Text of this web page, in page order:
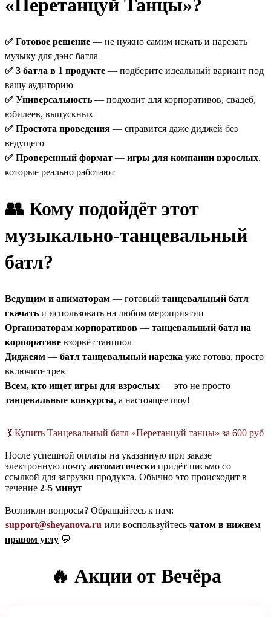
«Перетанцуй Танцы»?
✅ Готовое решение — не нужно самим искать и нарезать
музыку для дэнс батла
✅ 3 батла в 1 продукте — подберите идеальный вариант под
вашу аудиторию
✅ Универсальность — подходит для корпоративов, свадеб,
юбилеев, выпускных
✅ Простота проведения — справится даже диджей без
ведущего
✅ Проверенный формат — игры для компании взрослых,
которые реально работают
👥 Кому подойдёт этот
музыкально-танцевальный
батл?
Ведущим и аниматорам — готовый танцевальный батл
скачать и использовать на любом мероприятии
Организаторам корпоративов — танцевальный батл на
корпоративе взорвёт танцпол
Диджеям — батл танцевальный нарезка уже готова, просто
включите трек
Всем, кто ищет игры для взрослых — это не просто
танцевальные конкурсы, а настоящее шоу!
💃 Купить Танцевальный батл «Перетанцуй танцы» за 600 руб
После успешной оплаты на указанную при заказе
электронную почту автоматически придёт письмо со
ссылкой для загрузки продукта. Обычно это происходит в
течение 2-5 минут
Возникли вопросы? Обращайтесь к нам:
support@sheyanova.ru или воспользуйтесь чатом в нижнем
правом углу 💬
🔥 Акции от Вечёра